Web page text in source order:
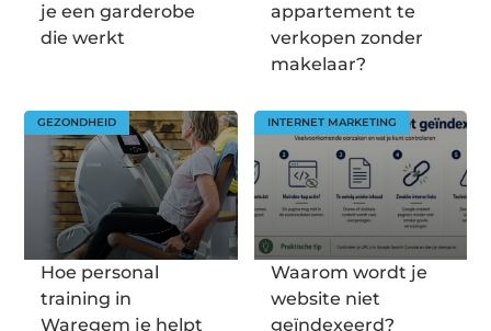
je een garderobe
die werkt
appartement te
verkopen zonder
makelaar?
GEZONDHEID
Hoe personal
training in
Waregem je helpt
INTERNET MARKETING
Waarom wordt je
website niet
geïndexeerd?